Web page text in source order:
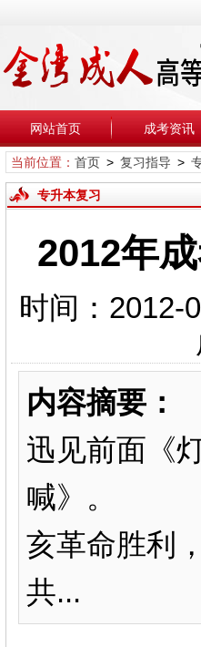
网站首页 成考资讯
当前位置： 首页> 复习指导 >
专升本复习
2012年
时间：
内容摘要：
迅见前面《
喊》。
亥革命胜利
共...